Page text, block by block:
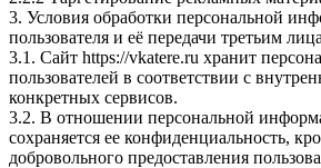
3. Условия обработки персональной
пользователя и её передачи третьим
3.1. Сайт https://vkatere.ru хранит
пользователей в соответствии с
конкретных сервисов.
3.2. В отношении персональной
сохраняется ее конфиденциальность,
добровольного предоставления